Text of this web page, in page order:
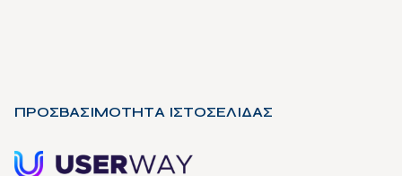
ΠΡΟΣΒΑΣΙΜΟΤΗΤΑ ΙΣΤΟΣΕΛΙΔΑΣ